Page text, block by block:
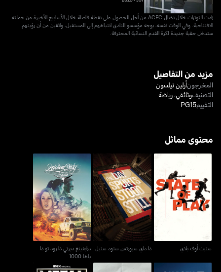
زادت التوترات خلال نضال ACFC من أجل الحصول على نقطة فاصلة خلال الأسابيع الأخيرة من حملته
الافتتاحية. وفي الوقت نفسه، يوجه مؤسسو النادي انتباههم إلى المستقبل، واثقين من أن رؤيتهم
ستدخل حقبة جديدة لكرة القدم النسائية المحترفة.
مزيد من التفاصيل
المخرجونأرلين نيلسون
التصنيفوثائقي،رياضة
التقييمPG15
محتوى مماثل
ستيت أوف بلاي
ستيت أوف بلاي
ذا داي سبورتس ستود
ستيل
ذا داي سبورتس ستود ستيل
درايفينغ ديرتي ذا رود تو ذا
باها 1000
درايفينغ ديرتي ذا رود تو ذا
باها 1000